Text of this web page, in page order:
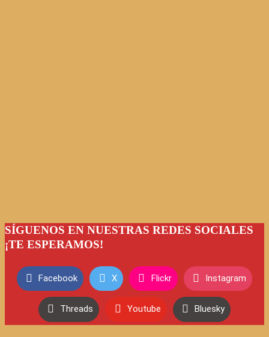
SÍGUENOS EN NUESTRAS REDES SOCIALES
¡TE ESPERAMOS!
Facebook X Flickr Instagram
Threads Youtube Bluesky